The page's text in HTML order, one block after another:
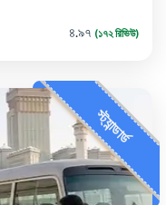
৪.৯৭ (১৭২ রিভিউ)
স্ট্যান্ডার্ড